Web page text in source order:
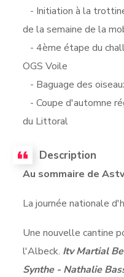
- Initiation à la
de la semaine de la
- 4ème étape du
OGS Voile
- Baguage des
- Coupe d'automne
du Littoral
Description
Au sommaire de
La journée nationale
Une nouvelle cantine
l'Albeck. Itv Martial
Synthe - Nathalie